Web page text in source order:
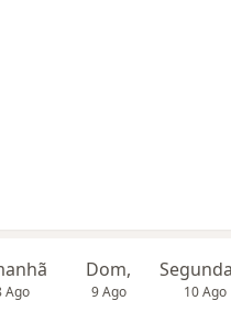
Ago
Dom,
9 Ago 10 Ago